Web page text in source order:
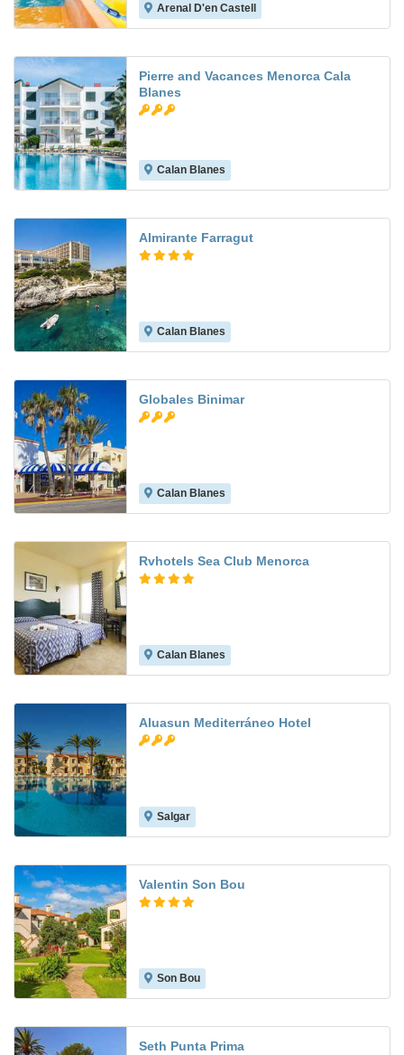
Arenal D'en Castell
Pierre and Vacances Menorca Cala
Blanes
Calan Blanes
Almirante Farragut
Calan Blanes
Globales Binimar
Calan Blanes
Rvhotels Sea Club Menorca
Calan Blanes
Aluasun Mediterráneo Hotel
Salgar
Valentin Son Bou
Son Bou
Seth Punta Prima